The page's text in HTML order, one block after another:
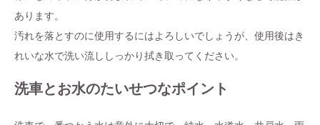
あります。
汚れを落とすのに使用するにはよろしいでしょうが、使用後はき
れいな水で洗い流ししっかり拭き取ってください。
洗車とお水のたいせつなポイント